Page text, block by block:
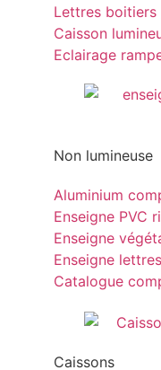
Lettres boitiers
Caisson
Eclairage
Non lumineuse
Aluminium
Enseigne PVC
Enseigne
Enseigne
Catalogue
Caissons